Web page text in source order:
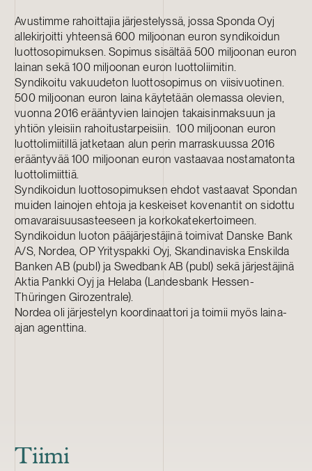
Avustimme rahoittajia järjestelyssä, jossa Sponda Oyj
allekirjoitti yhteensä 600 miljoonan euron syndikoidun
luottosopimuksen. Sopimus sisältää 500 miljoonan euron
lainan sekä 100 miljoonan euron luottoliimitin.
Syndikoitu vakuudeton luottosopimus on viisivuotinen.
500 miljoonan euron laina käytetään olemassa olevien,
vuonna 2016 erääntyvien lainojen takaisinmaksuun ja
yhtiön yleisiin rahoitustarpeisiin. 100 miljoonan euron
luottolimiitillä jatketaan alun perin marraskuussa 2016
erääntyvää 100 miljoonan euron vastaavaa nostamatonta
luottolimiittiä.
Syndikoidun luottosopimuksen ehdot vastaavat Spondan
muiden lainojen ehtoja ja keskeiset kovenantit on sidottu
omavaraisuusasteeseen ja korkokatekertoimeen.
Syndikoidun luoton pääjärjestäjinä toimivat Danske Bank
A/S, Nordea, OP Yrityspakki Oyj, Skandinaviska Enskilda
Banken AB (publ) ja Swedbank AB (publ) sekä järjestäjinä
Aktia Pankki Oyj ja Helaba (Landesbank Hessen-
Thüringen Girozentrale).
Nordea oli järjestelyn koordinaattori ja toimii myös laina-
ajan agenttina.
Tiimi